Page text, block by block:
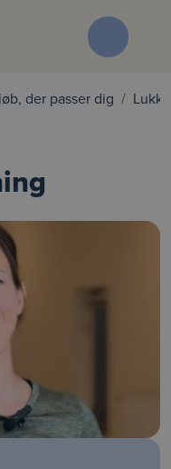
der passer dig